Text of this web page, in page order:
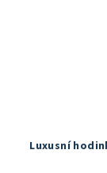
Luxusní